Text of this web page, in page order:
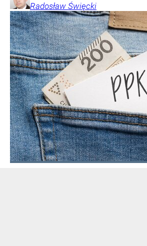
Radosław Święcki